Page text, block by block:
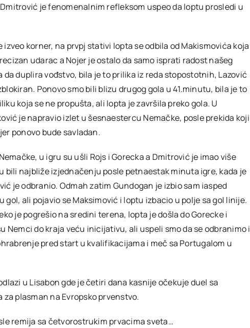
je fenomenalnim refleksom uspeo da loptu prosledi u
korner, na prvpj stativi lopta se odbila od Makismovića koja
udarac a Nojer je ostalo da samo isprati radost našeg
duplira vođstvo, bila je to prilika iz reda stopostotnih, Lazović
Ponovo smo bili blizu drugog gola u 41.minutu, bila je to
koja se ne propušta, ali lopta je završila preko gola. U
je napravio izlet u šesnaestercu Nemačke, posle prekida koji
ponovo bude savladan.
u igru su ušli Rojs i Gorecka a Dmitrović je imao više
bili najbliže izjednačenju posle petnaestak minuta igre, kada je
je odbranio. Odmah zatim Gundogan je izbio sam iasped
gol, ali pojavio se Maksimović i loptu izbacio u polje sa gol linije.
je pogrešio na sredini terena, lopta je došla do Gorecke i
Nemci do kraja veću inicijativu, ali uspeli smo da se odbranimo i
pred start u kvalifikacijama i meč sa Portugalom u
u Lisabon gde je četiri dana kasnije očekuje duel sa
plasman na Evropsko prvenstvo.
remija sa četvorostrukim prvacima sveta…